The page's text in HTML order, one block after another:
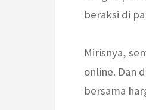
beraksi di
Mirisnya,
online. Dan
bersama